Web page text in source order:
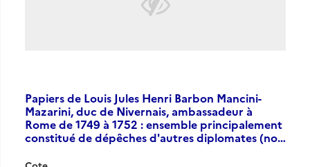
Papiers de Louis Jules Henri Barbon Mancini-
Mazarini, duc de Nivernais, ambassadeur à
Rome de 1749 à 1752 : ensemble principalement
constitué de dépêches d'autres diplomates (no…